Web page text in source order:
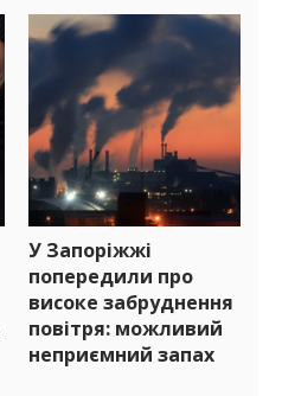
У Запоріжжі
попередили про
високе забруднення
повітря: можливий
неприємний запах